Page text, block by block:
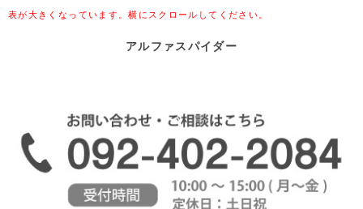
表が大きくなっています。横にスクロールしてください。
アルファスパイダー